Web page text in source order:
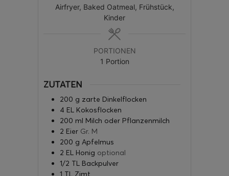
Airfryer, Baked Oatmeal, Frühstück,
Kinder
PORTIONEN
1 Portion
ZUTATEN
200 g zarte Dinkelflocken
4 EL Kokosflocken
200 ml Milch oder Pflanzenmilch
2 Eier Gr. M
200 g Apfelmus
2 EL Honig optional
1/2 TL Backpulver
1 TL Zimt